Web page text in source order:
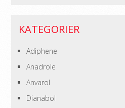
KATEGORIER
Adiphene
Anadrole
Anvarol
Dianabol